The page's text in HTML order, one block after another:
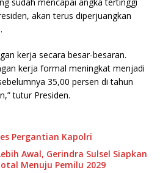
akan terus diperjuangkan
kerja secara besar-besaran.
kerja formal meningkat menjadi
35,00 persen di tahun
tutur Presiden.
Pergantian Kapolri
Awal, Gerindra Sulsel Siapkan
Menuju Pemilu 2029